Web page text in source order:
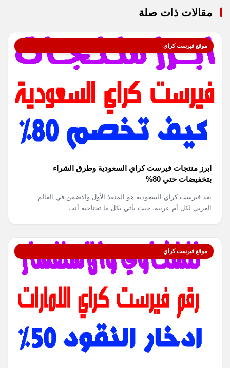
مقالات ذات صلة
موقع فيرست كراي
ابرز منتجات فيرست كراي السعودية وطرق الشراء
بتخفيضات حتي 80%
يعد فيرست كراي السعودية هو المنقذ الأول والاضمن في العالم
العربي لكل أم عربية، حيث يأتي بكل ما تحتاجيه أنت...
موقع فيرست كراي